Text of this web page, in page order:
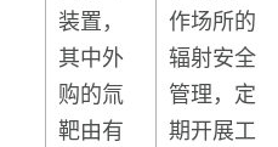
装置，
其中外
购的氚
靶由有
作场所的
辐射安全
管理，定
期开展工